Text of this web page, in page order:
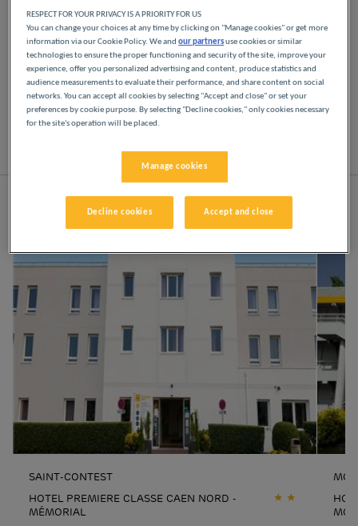
Disfrute de los hoteles Première Classe en Caen.
Descubrirá la experiencia Première Classe desde el
momento en que llegue: hoteles asequibles,
acogedores y cómodos. Espacios luminosos y
modernos. Todo lo que necesita para disfrutar de
un buen descanso nocturno a un precio bajo.
Mapa
SAINT-CONTEST
HOTEL PREMIERE CLASSE CAEN NORD -
MÉMORIAL
RESPECT FOR YOUR PRIVACY IS A PRIORITY FOR US
You can change your choices at any time by clicking on "Manage cookies" or get more
information via our Cookie Policy. We andour partnersuse cookies or similar
technologies to ensure the proper functioning and security of the site, improve your
experience, offer you personalized advertising and content, produce statistics and
audience measurements to evaluate their performance, and share content on social
networks. You can accept all cookies by selecting "Accept and close" or set your
preferences by cookie purpose. By selecting "Decline cookies," only cookies necessary
for the site's operation will be placed.
Manage cookies
Decline cookies Accept and close